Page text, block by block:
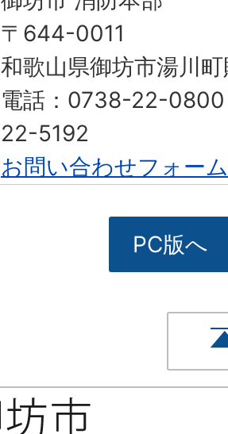
〒644-0011
和歌山県御坊市湯川
電話：0738-22-
22-5192
お問い合わせフォーム
PC版へ